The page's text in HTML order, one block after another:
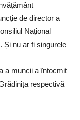
de director a
Național
Și nu ar fi singurele
a muncii a întocmit
respectivă